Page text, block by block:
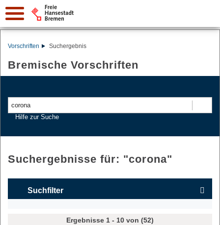
Vorschriften Suchergebnis
Bremische Vorschriften
Hilfe zur Suche
Suchergebnisse für: "corona"
Suchfilter
Ergebnisse 1 - 10 von (52)